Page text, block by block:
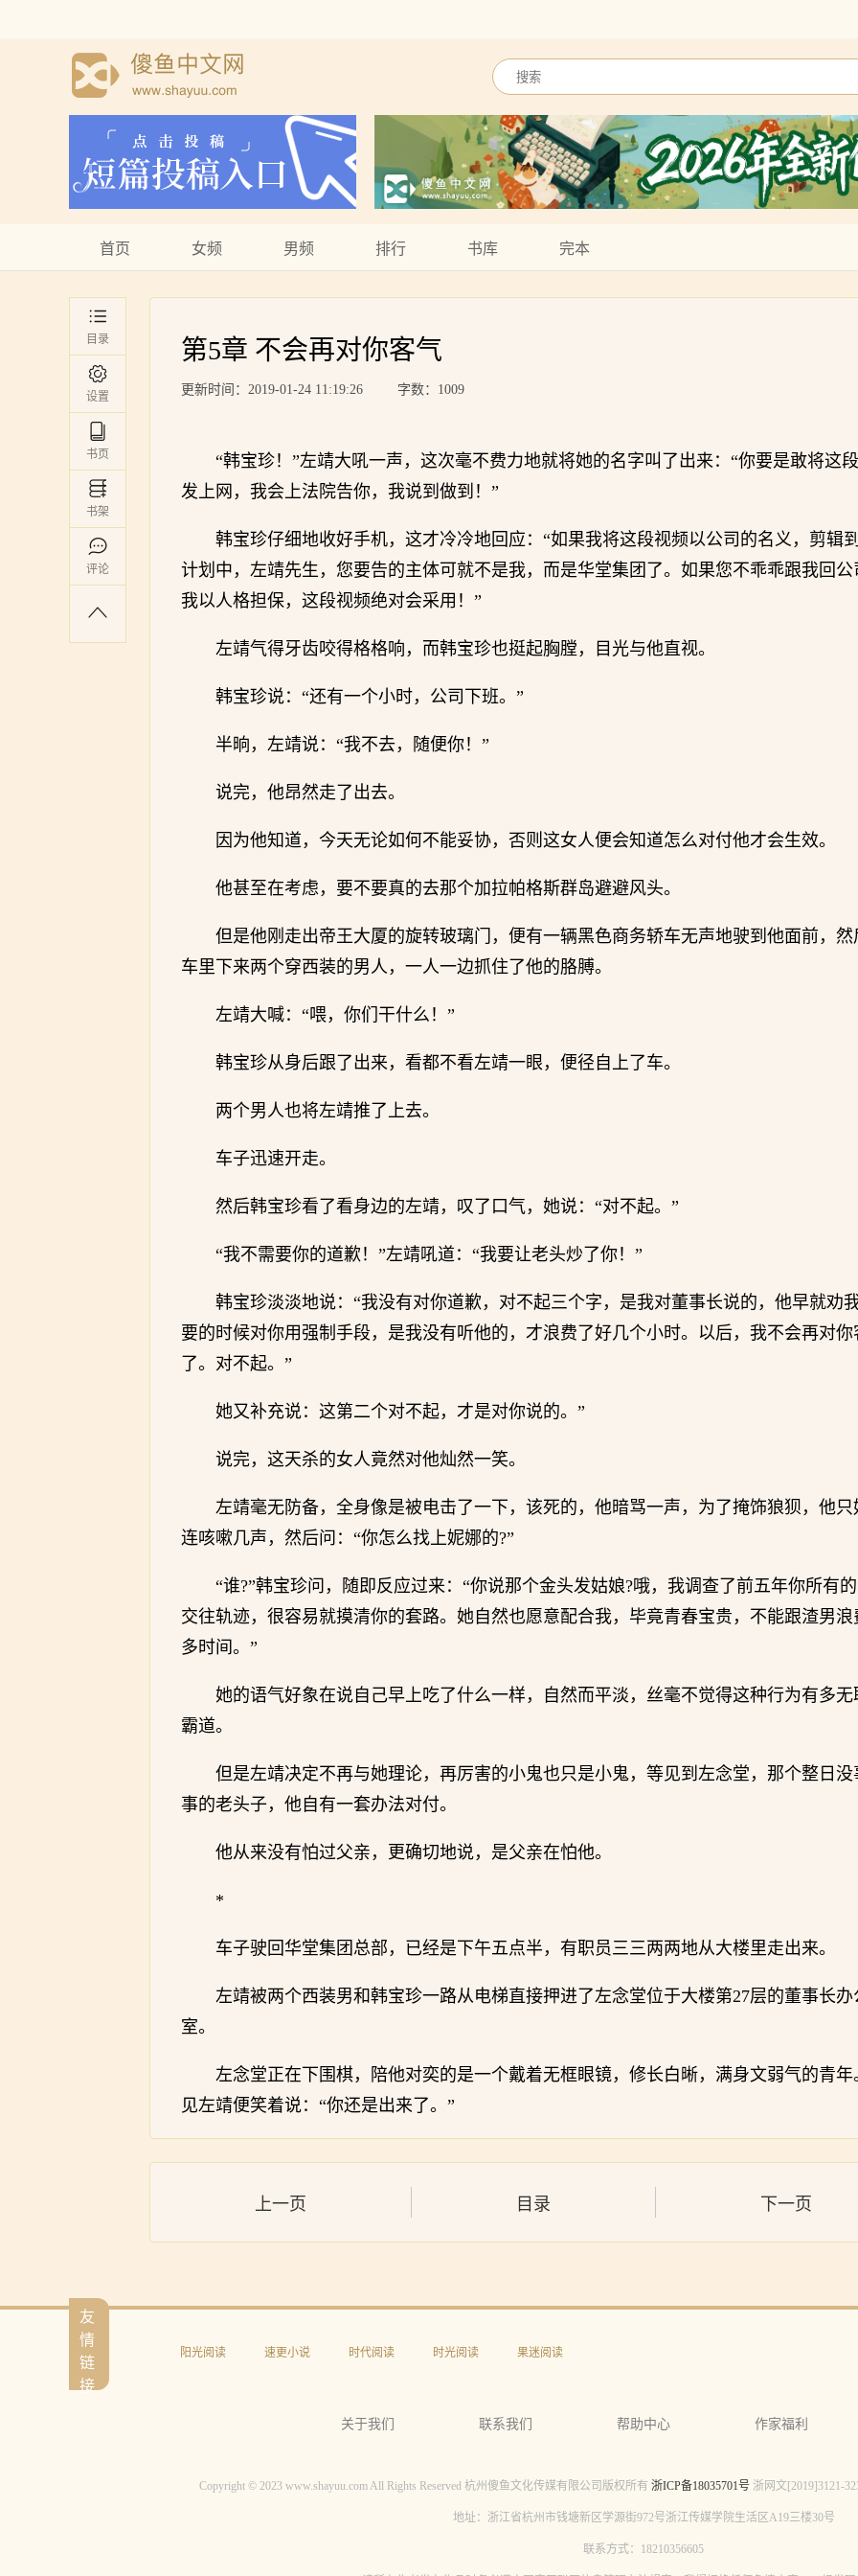
首页 女频 男频 排行 书库 完本
目录
设置
书页
书架
评论
第5章 不会再对你客气
更新时间：2019-01-24 11:19:26 字数：1009
“韩宝珍！”左靖大吼一声，这次毫不费力地就将她的名字叫了出来：“你要是敢将这
发上网，我会上法院告你，我说到做到！”
韩宝珍仔细地收好手机，这才冷冷地回应：“如果我将这段视频以公司的名义，剪辑
计划中，左靖先生，您要告的主体可就不是我，而是华堂集团了。如果您不乖乖跟我回公
我以人格担保，这段视频绝对会采用！”
左靖气得牙齿咬得格格响，而韩宝珍也挺起胸膛，目光与他直视。
韩宝珍说：“还有一个小时，公司下班。”
半晌，左靖说：“我不去，随便你！”
说完，他昂然走了出去。
因为他知道，今天无论如何不能妥协，否则这女人便会知道怎么对付他才会生效。
他甚至在考虑，要不要真的去那个加拉帕格斯群岛避避风头。
但是他刚走出帝王大厦的旋转玻璃门，便有一辆黑色商务轿车无声地驶到他面前，然
车里下来两个穿西装的男人，一人一边抓住了他的胳膊。
左靖大喊：“喂，你们干什么！”
韩宝珍从身后跟了出来，看都不看左靖一眼，便径自上了车。
两个男人也将左靖推了上去。
车子迅速开走。
然后韩宝珍看了看身边的左靖，叹了口气，她说：“对不起。”
“我不需要你的道歉！”左靖吼道：“我要让老头炒了你！”
韩宝珍淡淡地说：“我没有对你道歉，对不起三个字，是我对董事长说的，他早就劝
要的时候对你用强制手段，是我没有听他的，才浪费了好几个小时。以后，我不会再对你
了。对不起。”
她又补充说：这第二个对不起，才是对你说的。”
说完，这天杀的女人竟然对他灿然一笑。
左靖毫无防备，全身像是被电击了一下，该死的，他暗骂一声，为了掩饰狼狈，他只
连咳嗽几声，然后问：“你怎么找上妮娜的?”
“谁?”韩宝珍问，随即反应过来：“你说那个金头发姑娘?哦，我调查了前五年你所有
交往轨迹，很容易就摸清你的套路。她自然也愿意配合我，毕竟青春宝贵，不能跟渣男浪
多时间。”
她的语气好象在说自己早上吃了什么一样，自然而平淡，丝毫不觉得这种行为有多无
霸道。
但是左靖决定不再与她理论，再厉害的小鬼也只是小鬼，等见到左念堂，那个整日没
事的老头子，他自有一套办法对付。
他从来没有怕过父亲，更确切地说，是父亲在怕他。
*
车子驶回华堂集团总部，已经是下午五点半，有职员三三两两地从大楼里走出来。
左靖被两个西装男和韩宝珍一路从电梯直接押进了左念堂位于大楼第27层的董事长办
室。
左念堂正在下围棋，陪他对奕的是一个戴着无框眼镜，修长白晰，满身文弱气的青年
见左靖便笑着说：“你还是出来了。”
上一页 目录 下一页
友
情
链
接
阳光阅读 速更小说 时代阅读 时光阅读 果迷阅读
关于我们 联系我们 帮助中心 作家福利
Copyright © 2023 www.shayuu.com All Rights Reserved 杭州傻鱼文化传媒有限公司版权所有 浙ICP备18035701号浙网文[2019]3121-
地址：浙江省杭州市钱塘新区学源街972号浙江传媒学院生活区A19三楼30号
联系方式：18210356605